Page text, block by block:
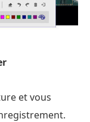
et vous